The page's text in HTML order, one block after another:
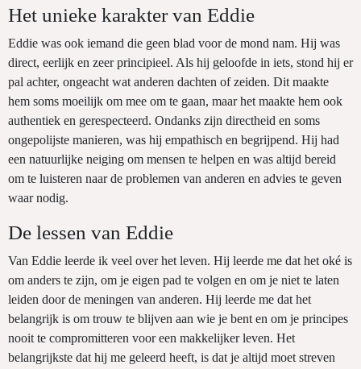
Het unieke karakter van Eddie
Eddie was ook iemand die geen blad voor de mond nam. Hij was
direct, eerlijk en zeer principieel. Als hij geloofde in iets, stond hij er
pal achter, ongeacht wat anderen dachten of zeiden. Dit maakte
hem soms moeilijk om mee om te gaan, maar het maakte hem ook
authentiek en gerespecteerd. Ondanks zijn directheid en soms
ongepolijste manieren, was hij empathisch en begrijpend. Hij had
een natuurlijke neiging om mensen te helpen en was altijd bereid
om te luisteren naar de problemen van anderen en advies te geven
waar nodig.
De lessen van Eddie
Van Eddie leerde ik veel over het leven. Hij leerde me dat het oké is
om anders te zijn, om je eigen pad te volgen en om je niet te laten
leiden door de meningen van anderen. Hij leerde me dat het
belangrijk is om trouw te blijven aan wie je bent en om je principes
nooit te compromitteren voor een makkelijker leven. Het
belangrijkste dat hij me geleerd heeft, is dat je altijd moet streven